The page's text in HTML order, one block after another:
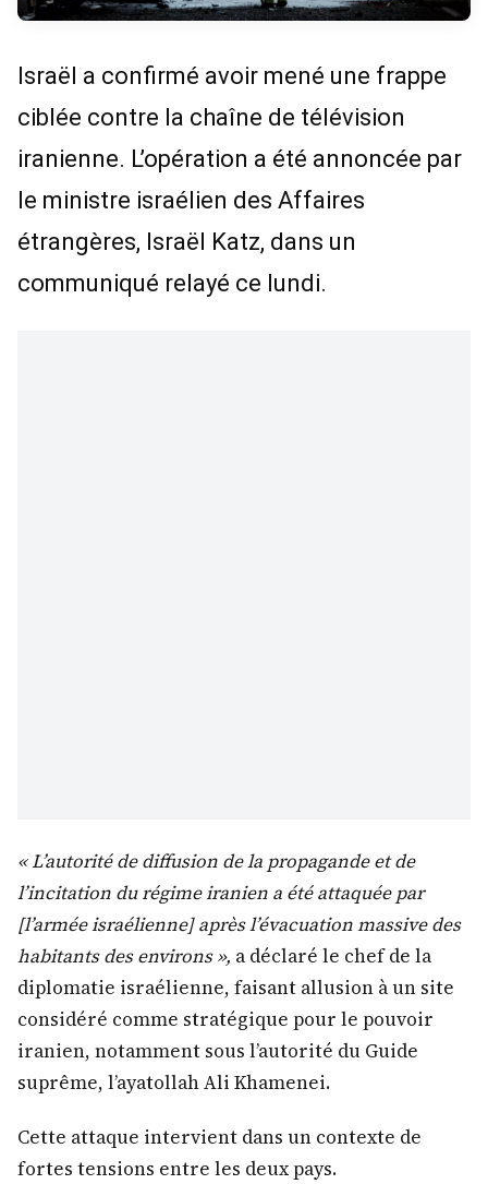
Israël a confirmé avoir mené une frappe
ciblée contre la chaîne de télévision
iranienne. L’opération a été annoncée par
le ministre israélien des Affaires
étrangères, Israël Katz, dans un
communiqué relayé ce lundi.
« L’autorité de diffusion de la propagande et de
l’incitation du régime iranien a été attaquée par
[l’armée israélienne] après l’évacuation massive des
habitants des environs », a déclaré le chef de la
diplomatie israélienne, faisant allusion à un site
considéré comme stratégique pour le pouvoir
iranien, notamment sous l’autorité du Guide
suprême, l’ayatollah Ali Khamenei.
Cette attaque intervient dans un contexte de
fortes tensions entre les deux pays.